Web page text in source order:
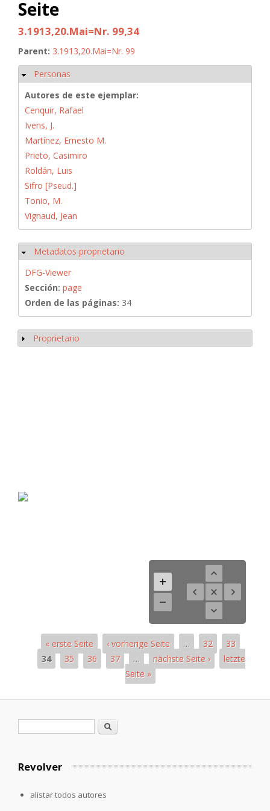
Seite
3.1913,20.Mai=Nr. 99,34
Parent: 3.1913,20.Mai=Nr. 99
Ocultar
Personas
Autores de este ejemplar:
Cenquir, Rafael
Ivens, J.
Martínez, Ernesto M.
Prieto, Casimiro
Roldán, Luis
Sifro [Pseud.]
Tonio, M.
Vignaud, Jean
Ocultar
Metadatos proprietario
DFG-Viewer
Sección: page
Orden de las páginas: 34
Mostrar
Proprietario
« erste Seite ‹ vorherige Seite … 32
33
34
35 36 37 … nächste Seite ›
letzte
Seite »
Formulario de búsqueda
Buscar
Revolver
alistar todos autores